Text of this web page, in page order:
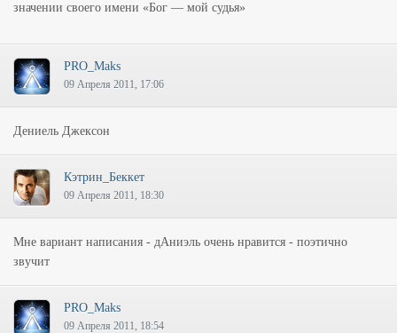
значении своего имени «Бог — мой судья»
PRO_Maks
09 Апреля 2011, 17:06
Дениель Джексон
Кэтрин_Беккет
09 Апреля 2011, 18:30
Мне вариант написания - дАниэль очень нравится - поэтично
звучит
PRO_Maks
09 Апреля 2011, 18:54